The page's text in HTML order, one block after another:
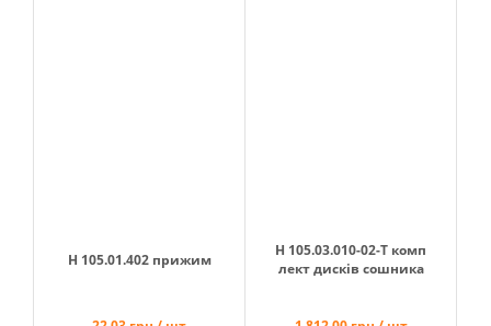
Н 105.01.402 прижим
Н 105.03.010-02-Т комп
лект дисків сошника